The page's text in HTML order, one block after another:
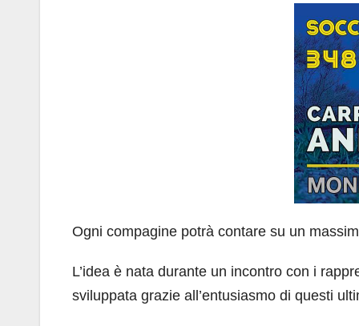
Ogni compagine potrà contare su un
L’idea è nata durante un incontro con i
sviluppata grazie all’entusiasmo di questi